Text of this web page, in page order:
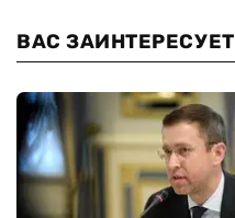
ВАС ЗАИНТЕРЕСУЕТ